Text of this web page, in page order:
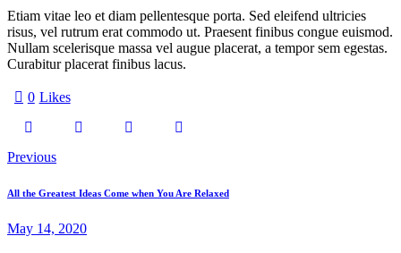
By
Kevin
Smith
Etiam vitae leo et diam pellentesque porta. Sed eleifend ultricies
risus, vel rutrum erat commodo ut. Praesent finibus congue euismod.
Nullam scelerisque massa vel augue placerat, a tempor sem egestas.
Curabitur placerat finibus lacus.
0 Likes
Previous
All the Greatest Ideas Come when You Are Relaxed
May 14, 2020